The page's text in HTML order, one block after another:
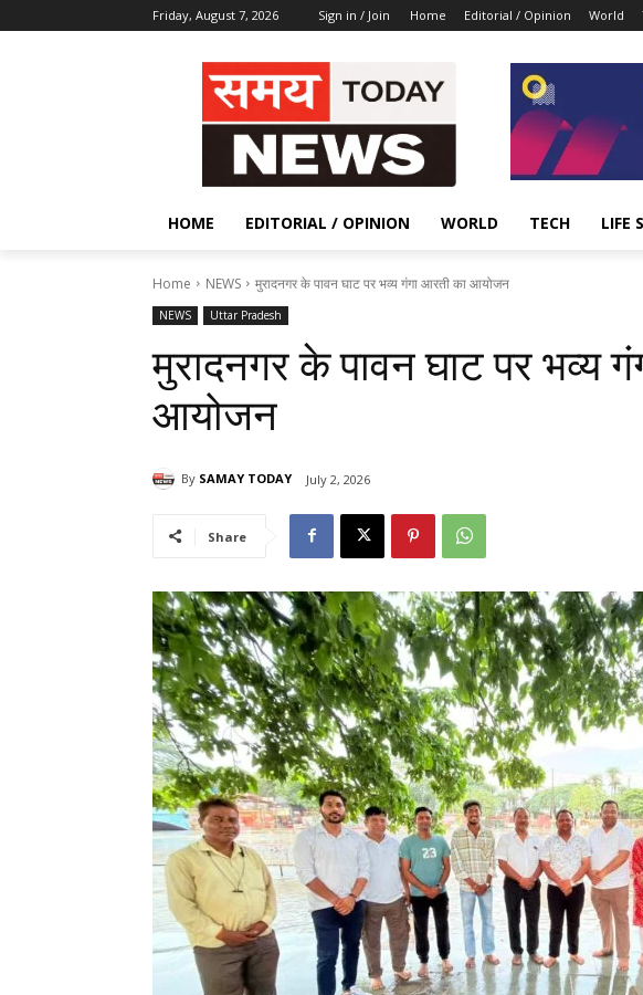
Friday, August 7, 2026 Sign in / Join Home Editorial / Opinion World
HOME EDITORIAL / OPINION WORLD TECH LIFE
Home NEWS मुरादनगर के पावन घाट पर भव्य गंगा आरती का आयोजन
NEWS Uttar Pradesh
मुरादनगर के पावन घाट पर भव्य
आयोजन
By SAMAY TODAY July 2, 2026
Share